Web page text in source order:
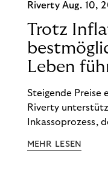
Riverty Aug. 10,
Trotz
Leben
Steigende Preise
Riverty
Inkassoprozess,
Finanzbildung
MEHR LESEN